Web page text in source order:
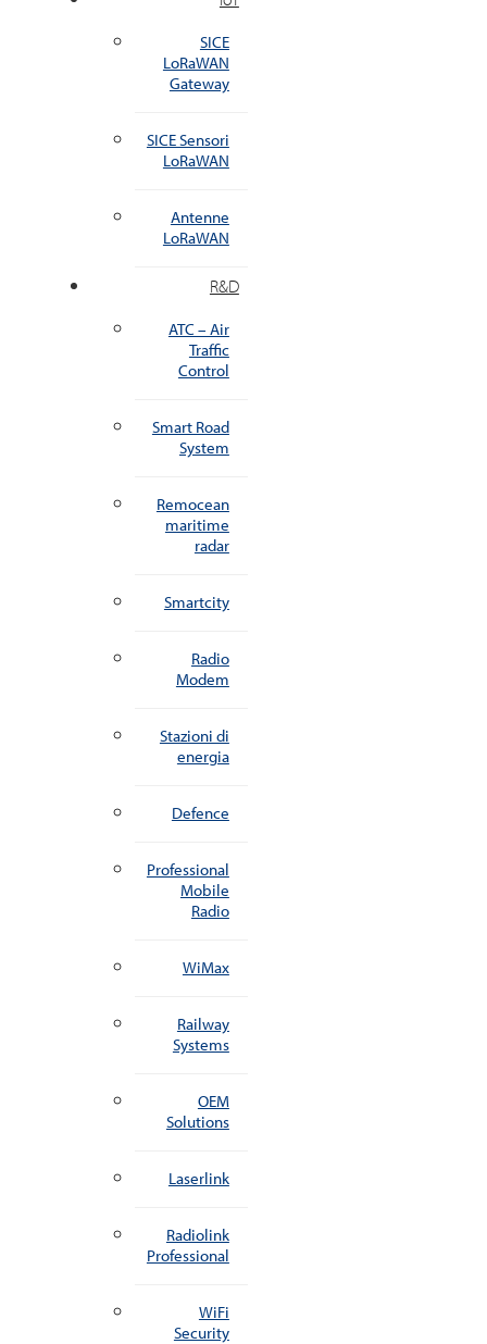
SICE
LoRaWAN
Gateway
SICE Sensori
LoRaWAN
Antenne
LoRaWAN
R&D
ATC – Air
Traffic
Control
Smart Road
System
Remocean
maritime
radar
Smartcity
Radio
Modem
Stazioni di
energia
Defence
Professional
Mobile
Radio
WiMax
Railway
Systems
OEM
Solutions
Laserlink
Radiolink
Professional
WiFi
Security